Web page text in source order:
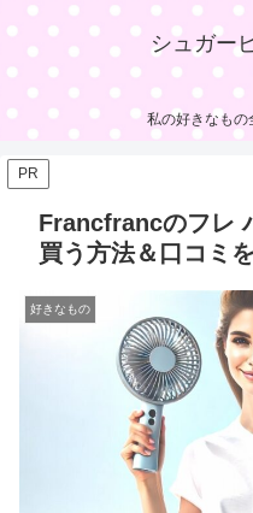
シュガー
私の好きなも
PR
Francfrancのフレ
買う方法＆口コミ
好きなもの